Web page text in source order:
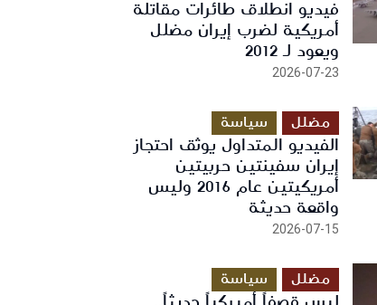
فيديو انطلاق طائرات مقاتلة
أمريكية لضرب إيران مضلل
ويعود لـ 2012
2026-07-23
مضلل سياسة
الفيديو المتداول يوثق احتجاز
إيران سفينتين حربيتين
أمريكيتين عام 2016 وليس
واقعة حديثة
2026-07-15
مضلل سياسة